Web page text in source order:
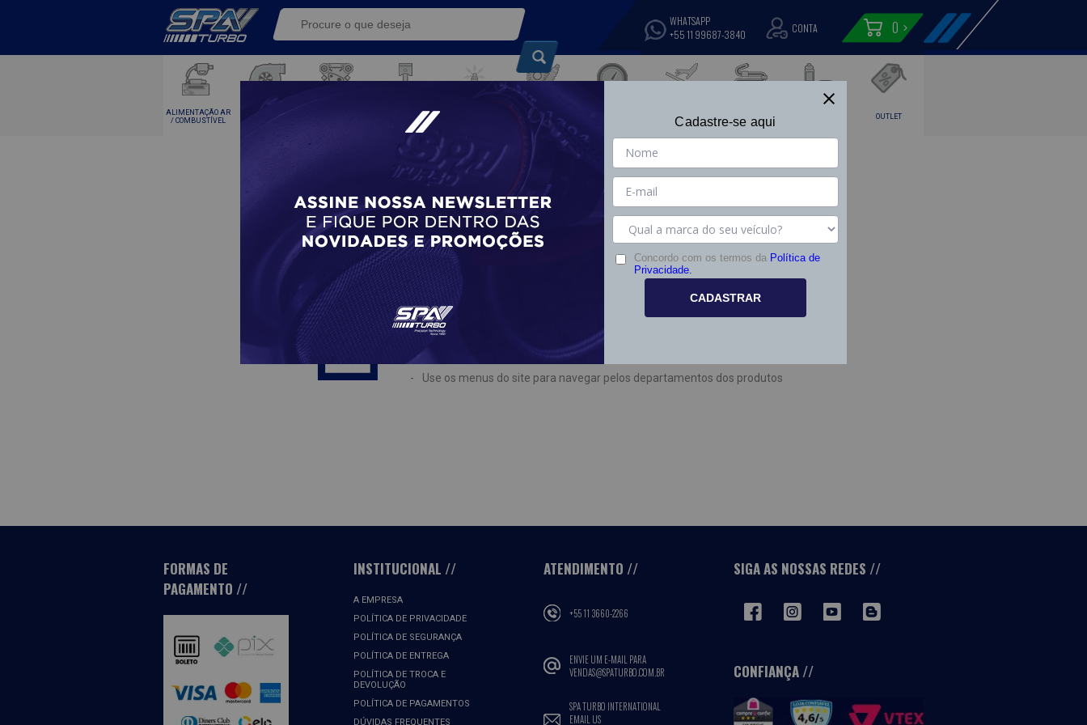
0
CONTA
WHATSAPP
+55 11 99687-3840
ALIMENTAÇÃO AR
/ COMBUSTÍVEL
COMPONENTES DE
MOTOR
SUSPENSÃO,
TRANSMISSÃO E
FREIOS
TÉRMICOS
CONEXÕES
OUTLET
TENTE NOVAMENTE
Tente palavras menos específicas
Digite pelo menos 4 caracteres no campo de busca
Use os menus do site para navegar pelos departamentos dos produtos
FORMAS DE
PAGAMENTO
INSTITUCIONAL
A EMPRESA
POLÍTICA DE PRIVACIDADE
POLÍTICA DE SEGURANÇA
POLÍTICA DE ENTREGA
POLÍTICA DE TROCA E
DEVOLUÇÃO
POLÍTICA DE PAGAMENTOS
DÚVIDAS FREQUENTES
ATENDIMENTO
+55 11 3660-2266
ENVIE UM E-MAIL PARA
VENDAS@SPATURBO.COM.BR
SPA TURBO INTERNATIONAL
EMAIL US
SIGA AS NOSSAS REDES
CONFIANÇA
Cadastre-se aqui
Concordo com os termos da Política de
Privacidade.
CADASTRAR